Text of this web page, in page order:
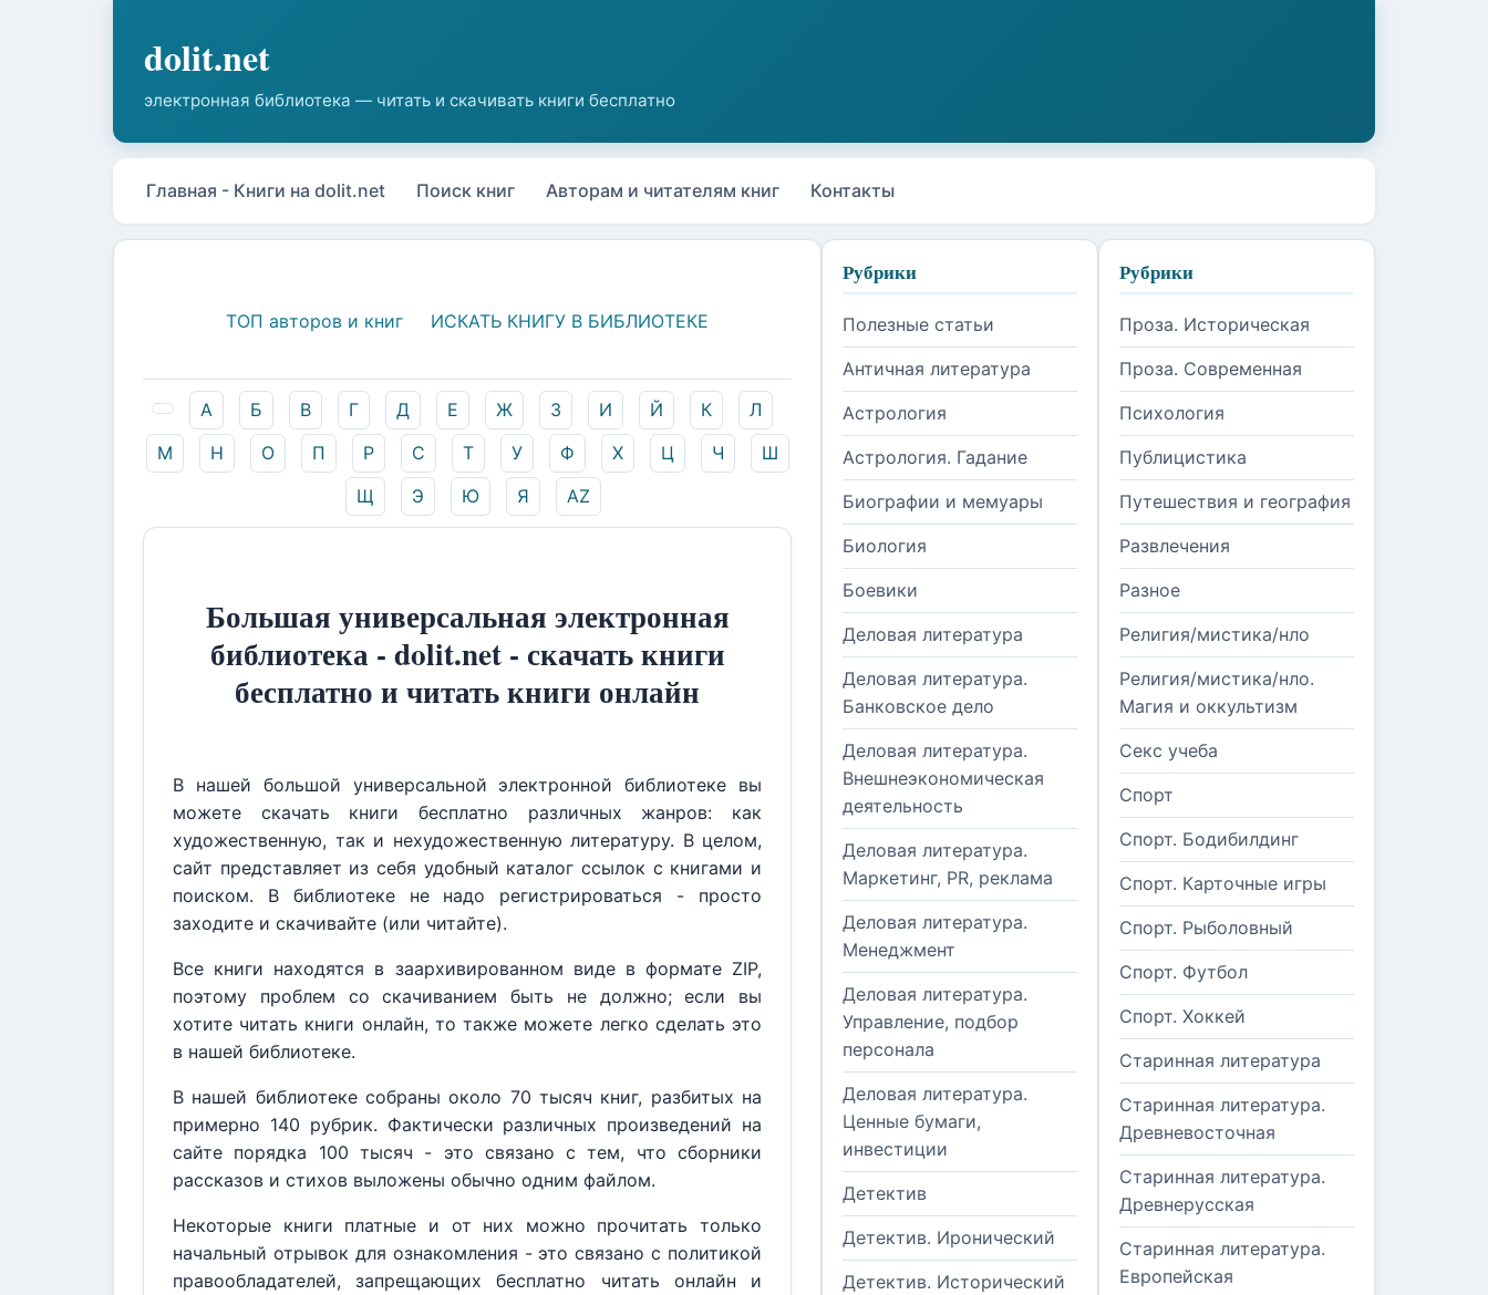
Главная - Книги на dolit.net Поиск книг Авторам и читателям книг Контакты
ТОП авторов и книг ИСКАТЬ КНИГУ В БИБЛИОТЕКЕ
А Б В Г Д Е Ж З И Й К
Л
М
Н О П Р С Т У Ф Х Ц Ч
Ш
Щ
Э Ю Я AZ
Большая универсальная электронная
библиотека - dolit.net - скачать книги
бесплатно и читать книги онлайн
В нашей большой универсальной электронной библиотеке вы
можете скачать книги бесплатно различных жанров: как
художественную, так и нехудожественную литературу. В целом,
сайт представляет из себя удобный каталог ссылок с книгами и
поиском. В библиотеке не надо регистрироваться - просто
заходите и скачивайте (или читайте).
Все книги находятся в заархивированном виде в формате ZIP,
поэтому проблем со скачиванием быть не должно; если вы
хотите читать книги онлайн, то также можете легко сделать это
в нашей библиотеке.
В нашей библиотеке собраны около 70 тысяч книг, разбитых на
примерно 140 рубрик. Фактически различных произведений на
сайте порядка 100 тысяч - это связано с тем, что сборники
рассказов и стихов выложены обычно одним файлом.
Некоторые книги платные и от них можно прочитать только
начальный отрывок для ознакомления - это связано с политикой
правообладателей, запрещающих бесплатно читать онлайн и
Рубрики
Полезные статьи
Античная литература
Астрология
Астрология. Гадание
Биографии и мемуары
Биология
Боевики
Деловая литература
Деловая литература.
Банковское дело
Деловая литература.
Внешнеэкономическая
деятельность
Деловая литература.
Маркетинг, PR, реклама
Деловая литература.
Менеджмент
Деловая литература.
Управление, подбор
персонала
Деловая литература.
Ценные бумаги,
инвестиции
Детектив
Детектив. Иронический
Детектив. Исторический
Рубрики
Проза. Историческая
Проза. Современная
Психология
Публицистика
Путешествия и география
Развлечения
Разное
Религия/мистика/нло
Религия/мистика/нло.
Магия и оккультизм
Секс учеба
Спорт
Спорт. Бодибилдинг
Спорт. Карточные игры
Спорт. Рыболовный
Спорт. Футбол
Спорт. Хоккей
Старинная литература
Старинная литература.
Древневосточная
Старинная литература.
Древнерусская
Старинная литература.
Европейская